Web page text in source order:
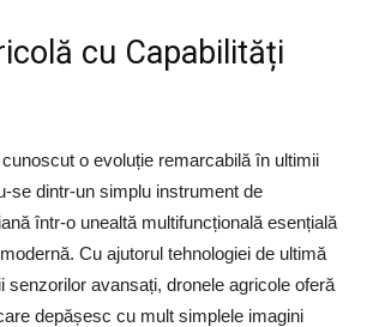
cu Capabilități
o evoluție remarcabilă în ultimii
se dintr-un simplu instrument de
într-o unealtă multifuncțională esențială
Cu ajutorul tehnologiei de ultimă
senzorilor avansați, dronele agricole oferă
depășesc cu mult simplele imagini